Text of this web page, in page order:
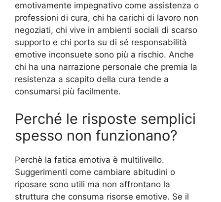
emotivamente impegnativo come assistenza o
professioni di cura, chi ha carichi di lavoro non
negoziati, chi vive in ambienti sociali di scarso
supporto e chi porta su di sé responsabilità
emotive inconsuete sono più a rischio. Anche
chi ha una narrazione personale che premia la
resistenza a scapito della cura tende a
consumarsi più facilmente.
Perché le risposte semplici
spesso non funzionano?
Perchè la fatica emotiva è multilivello.
Suggerimenti come cambiare abitudini o
riposare sono utili ma non affrontano la
struttura che consuma risorse emotive. Se il